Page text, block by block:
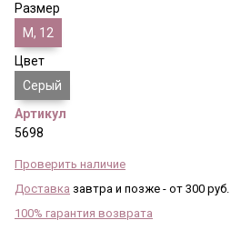
Размер
M, 12
Цвет
Серый
Артикул
5698
Проверить наличие
Доставка завтра и позже - от 300 руб.
100% гарантия возврата